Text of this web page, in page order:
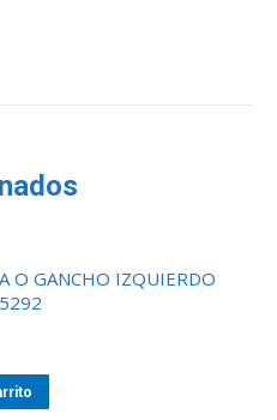
O GANCHO IZQUIERDO